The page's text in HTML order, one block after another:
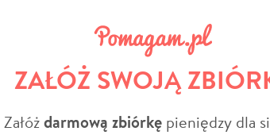
ZAŁÓŻ SWOJĄ
Załóżdarmową zbiórkępieniędzy dla